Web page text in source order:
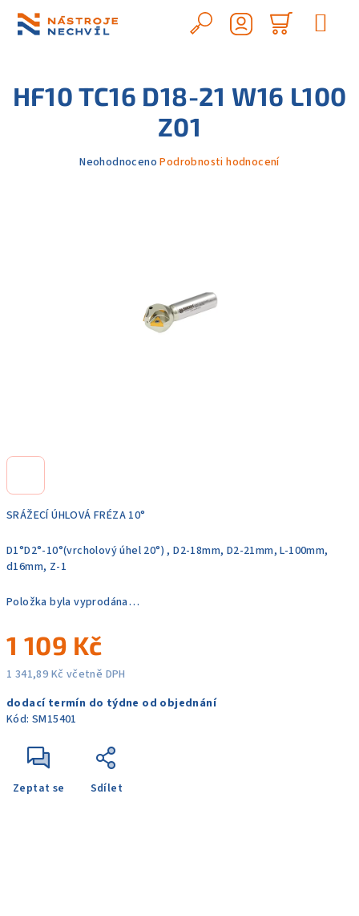
obsah
Hledat
košík
SRÁŽECÍ ÚHLOVÁ FRÉZA 10°
D1°D2°-10°(vrcholový úhel 20°) , D2-18mm, D2-21mm, L-100mm,
d16mm, Z-1
Položka byla vyprodána…
1 109 Kč
1 341,89 Kč včetně DPH
cena:
dodací termín do týdne od objednání
Kód: SM15401
Zeptat se Sdílet
HF10 TC16 D18-21 W16 L100
Z01
Průměrné
Neohodnoceno Podrobnosti hodnocení